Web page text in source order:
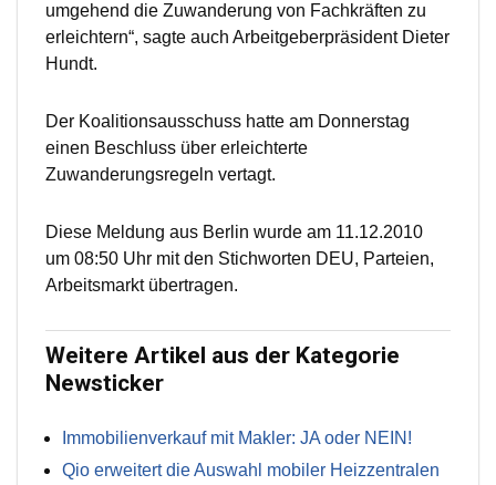
umgehend die Zuwanderung von Fachkräften zu
erleichtern“, sagte auch Arbeitgeberpräsident Dieter
Hundt.
Der Koalitionsausschuss hatte am Donnerstag
einen Beschluss über erleichterte
Zuwanderungsregeln vertagt.
Diese Meldung aus Berlin wurde am 11.12.2010
um 08:50 Uhr mit den Stichworten DEU, Parteien,
Arbeitsmarkt übertragen.
Weitere Artikel aus der Kategorie
Newsticker
Immobilienverkauf mit Makler: JA oder NEIN!
Qio erweitert die Auswahl mobiler Heizzentralen